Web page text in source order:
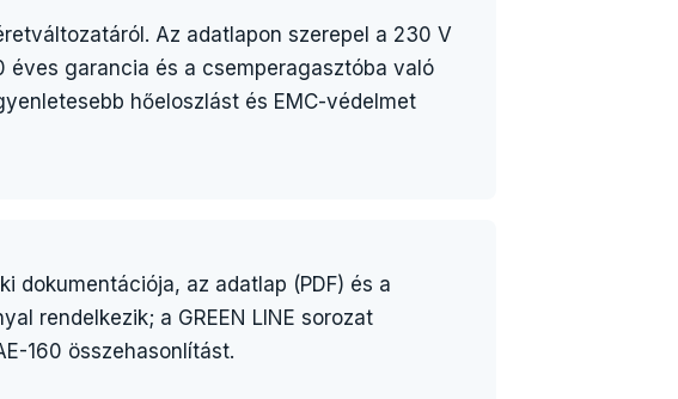
Az adatlapon szerepel a 230 V
garancia és a csemperagasztóba való
hőeloszlást és EMC-védelmet
dokumentációja, az adatlap (PDF) és a
rendelkezik; a GREEN LINE sorozat
160 összehasonlítást.